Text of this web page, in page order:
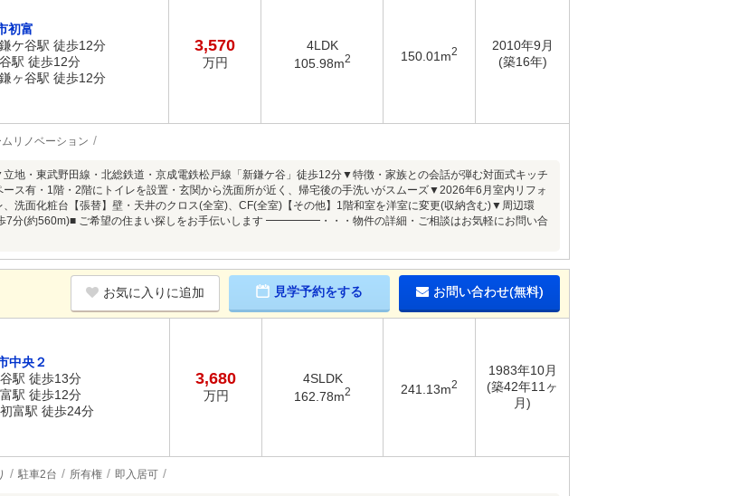
初富
ケ谷駅 徒歩12分
駅 徒歩12分
ヶ谷駅 徒歩12分
3,570
万円
4LDK
105.98m2 150.01m2
2010年9月
(築16年)
ムリノベーション
地・東武野田線・北総鉄道・京成電鉄松戸線「新鎌ケ谷」徒歩12分▼特徴・家族との会話が弾む対面式キッチ
ス有・1階・2階にトイレを設置・玄関から洗面所が近く、帰宅後の手洗いがスムーズ▼2026年6月室内リフォ
、洗面化粧台【張替】壁・天井のクロス(全室)、CF(全室)【その他】1階和室を洋室に変更(収納含む)▼周辺環
7分(約560m)■ ご希望の住まい探しをお手伝いします ━━━━━・・・物件の詳細・ご相談はお気軽にお問い合
お気に入りに追加 見学予約をする お問い合わせ(無料)
中央２
駅 徒歩13分
駅 徒歩12分
富駅 徒歩24分
3,680
万円
4SLDK
162.78m2 241.13m2
1983年10月
(築42年11ヶ
月)
駐車2台 所有権 即入居可